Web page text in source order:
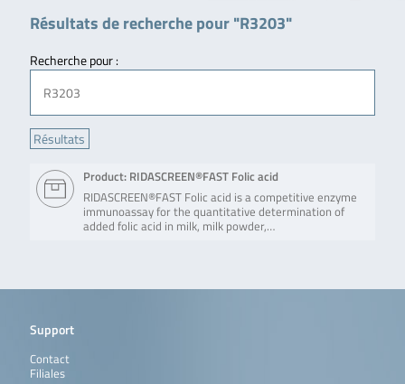
Résultats de recherche pour "R3203"
Recherche pour :
Product: RIDASCREEN®FAST Folic acid
RIDASCREEN®FAST Folic acid is a competitive enzyme
immunoassay for the quantitative determination of
added folic acid in milk, milk powder,…
Support
Contact
Filiales